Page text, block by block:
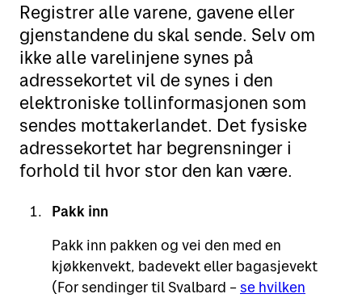
Registrer alle varene, gavene eller
gjenstandene du skal sende. Selv om
ikke alle varelinjene synes på
adressekortet vil de synes i den
elektroniske tollinformasjonen som
sendes mottakerlandet. Det fysiske
adressekortet har begrensninger i
forhold til hvor stor den kan være.
Pakk inn
Pakk inn pakken og vei den med en
kjøkkenvekt, badevekt eller bagasjevekt
(For sendinger til Svalbard – se hvilken